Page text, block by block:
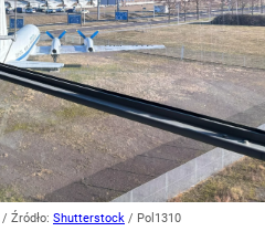
/ Źródło: Shutterstock / Pol1310